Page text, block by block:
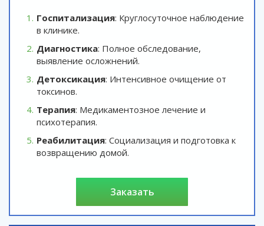
Госпитализация: Круглосуточное наблюдение
в клинике.
Диагностика: Полное обследование,
выявление осложнений.
Детоксикация: Интенсивное очищение от
токсинов.
Терапия: Медикаментозное лечение и
психотерапия.
Реабилитация: Социализация и подготовка к
возвращению домой.
заказать